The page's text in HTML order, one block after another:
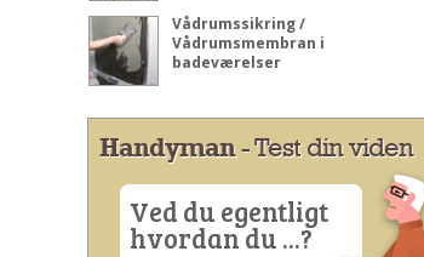
Vådrumssikring /
Vådrumsmembran i
badeværelser
Handyman- Test din viden
Ved du egentligt
hvordan du ...?